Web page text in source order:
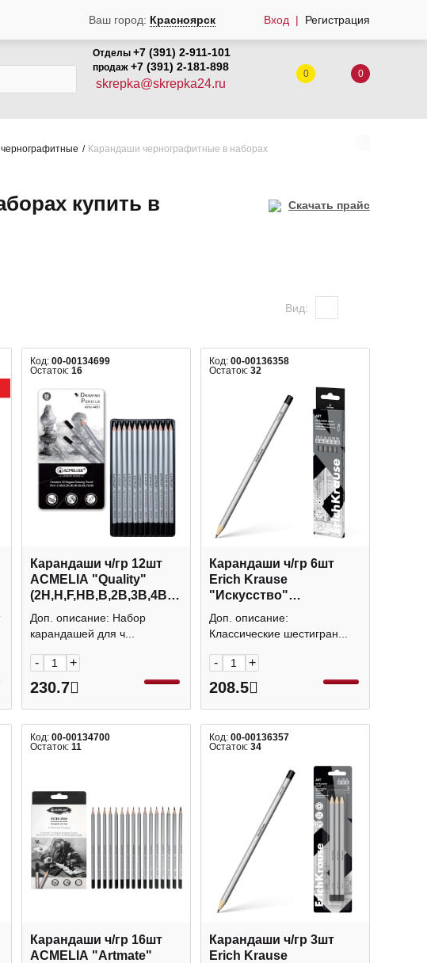
Ваш город: Красноярск Вход Регистрация
Отделы +7 (391) 2-911-101
продаж +7 (391) 2-181-898
skrepka@skrepka24.ru
0 0
Карандаши чернографитные в наборах
купить в
Скачать прайс
Вид:
Код: 00-00134699
Остаток: 16
Карандаши ч/гр 12шт
ACMELIA "Quality"
(2H,H,F,HB,B,2B,3B,4B,5B,6B,7B,8B)
метал.уп. 44053
Доп. описание: Набор
карандашей для ч...
- +
230.7
Код: 00-00136358
Остаток: 32
Карандаши ч/гр 6шт
Erich Krause
"Искусство"
(HB,B,2B,4B,6B,8B) 6-
гран., без ласт. 56080
Доп. описание:
Классические шестигран...
- +
208.5
Код: 00-00134700
Остаток: 11
Карандаши ч/гр 16шт
ACMELIA "Artmate"
Код: 00-00136357
Остаток: 34
Карандаши ч/гр 3шт
Erich Krause